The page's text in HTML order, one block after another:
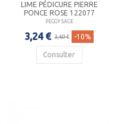
LIME PÉDICURE PIERRE
PONCE ROSE 122077
PEGGY SAGE
3,24 € 3,60 € -10%
Consulter